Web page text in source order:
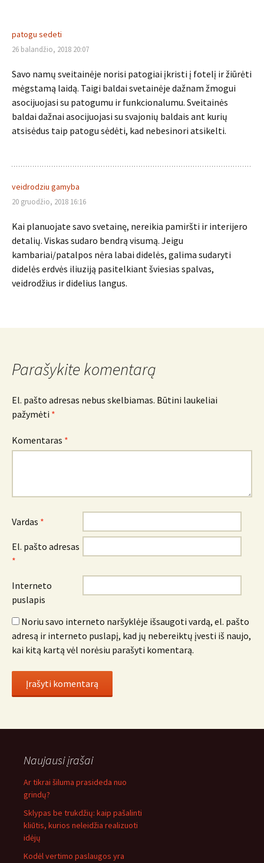
patogu sedeti
26 balandžio, 2018 20:07
Savo namų sveitainėje norisi patogiai įkristi į fotelį ir žiūrėti
mėgstamą laidą. Taigi baldai svetainėje dažnam žmogui
asocijuojasi su patogumu ir funkcionalumu. Sveitainės
baldai dažnai asocijuojasi su svajonių baldais ant kurių
atsisėdus taip patogu sėdėti, kad nebesinori atsikelti.
veidrodziu gamyba
20 gruodžio, 2018 16:16
Kai planuojate savo svetainę, nereikia pamiršti ir interijero
detalių. Viskas sudaro bendrą visumą. Jeigu
kambariai/patalpos nėra labai didelės, galima sudaryti
didelės erdvės iliuziją pasitelkiant šviesias spalvas,
veidrodžius ir didelius langus.
Parašykite komentarą
El. pašto adresas nebus skelbiamas. Būtini laukeliai
pažymėti *
Komentaras *
Vardas *
El. pašto adresas
*
Interneto
puslapis
Noriu savo interneto naršyklėje išsaugoti vardą, el. pašto
adresą ir interneto puslapį, kad jų nebereiktų įvesti iš naujo,
kai kitą kartą vėl norėsiu parašyti komentarą.
Naujausi įrašai
Ar tikrai šiluma prasideda nuo
grindų?
Sklypas be trukdžių: kaip pašalinti
kliūtis, kurios neleidžia realizuoti
idėjų
Kodėl vertimo paslaugos yra